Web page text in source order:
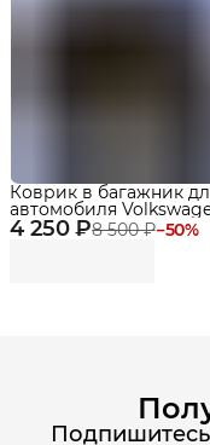
4 250 ₽8 500 ₽−50%
Коврик в багажник
автомобиля
Polo VI Лифтбек (2020-
2022) Premium